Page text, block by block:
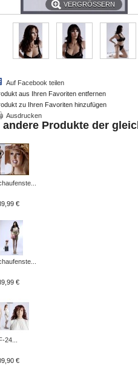
VERGRÖSSERN
Auf Facebook teilen
aus Ihren Favoriten entfernen
zu Ihren Favoriten hinzufügen
Ausdrucken
andere Produkte der
€
€
24...
€